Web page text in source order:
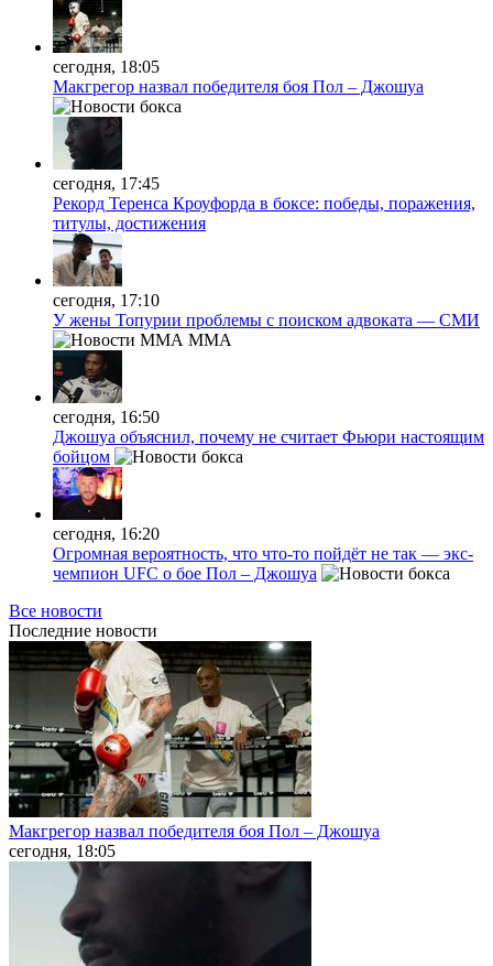
сегодня, 18:05
Макгрегор назвал победителя боя Пол – Джошуа
сегодня, 17:45
Рекорд Теренса Кроуфорда в боксе: победы, поражения,
титулы, достижения
сегодня, 17:10
У жены Топурии проблемы с поиском адвоката — СМИ
MMA
сегодня, 16:50
Джошуа объяснил, почему не считает Фьюри настоящим
бойцом
сегодня, 16:20
Огромная вероятность, что что-то пойдёт не так — экс-
чемпион UFC о бое Пол – Джошуа
Все новости
Последние новости
Макгрегор назвал победителя боя Пол – Джошуа
сегодня, 18:05